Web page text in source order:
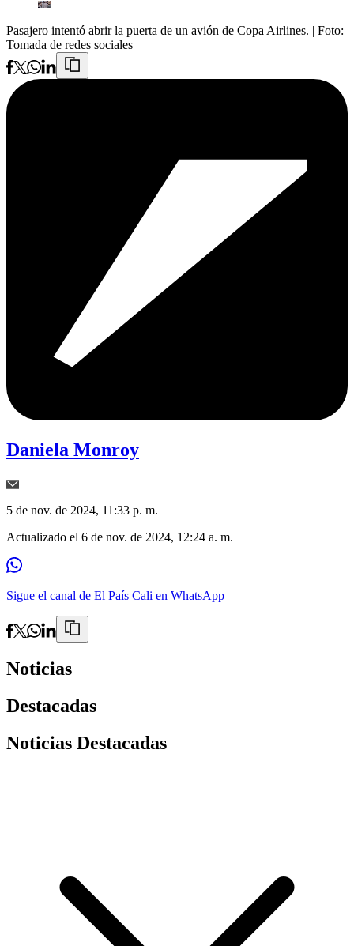
Pasajero intentó abrir la puerta de un avión de Copa Airlines. | Foto:
Tomada de redes sociales
Daniela Monroy
5 de nov. de 2024, 11:33 p. m.
Actualizado el 6 de nov. de 2024, 12:24 a. m.
Sigue el canal de El País Cali en WhatsApp
Noticias
Destacadas
Noticias Destacadas